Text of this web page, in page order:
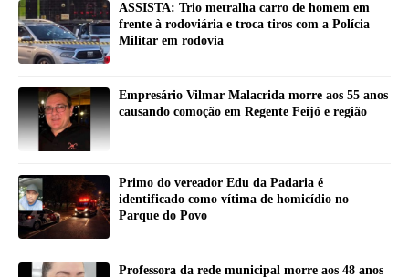
ASSISTA: Trio metralha carro de homem em
frente à rodoviária e troca tiros com a Polícia
Militar em rodovia
Empresário Vilmar Malacrida morre aos 55 anos
causando comoção em Regente Feijó e região
Primo do vereador Edu da Padaria é
identificado como vítima de homicídio no
Parque do Povo
Professora da rede municipal morre aos 48 anos